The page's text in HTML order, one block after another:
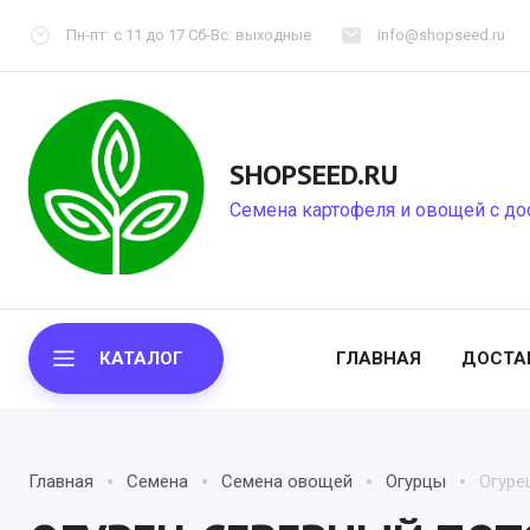
Пн-пт: с 11 до 17 Сб-Вс: выходные info@shopseed.ru
SHOPSEED.RU
Семена картофеля и овощей с
КАТАЛОГ ГЛАВНАЯ
Главная Семена Семена овощей Огурцы